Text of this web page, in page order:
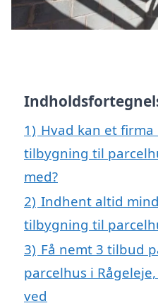
1) Hvad kan et firma
tilbygning til
med?
2) Indhent altid
tilbygning til
3) Få nemt 3 tilbud
parcelhus i
ved